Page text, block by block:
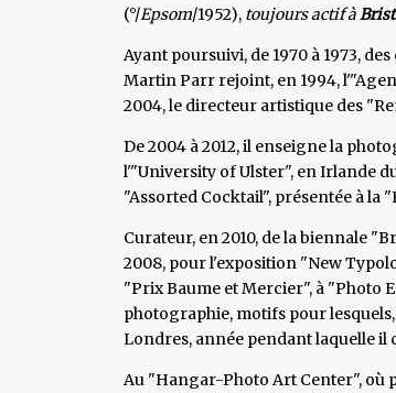
(°/Epsom/1952), toujours actif à
Ayant poursuivi, de 1970 à 1973,
Martin Parr rejoint, en 1994,
2004, le directeur artistique des
De 2004 à 2012, il enseigne la
l'"University of Ulster", en Irlande
"Assorted Cocktail", présentée à la
Curateur, en 2010, de la biennale
2008, pour l'exposition "New
"Prix Baume et Mercier", à "Photo
photographie, motifs pour
Londres, année pendant laquelle
Au "Hangar-Photo Art Center", où